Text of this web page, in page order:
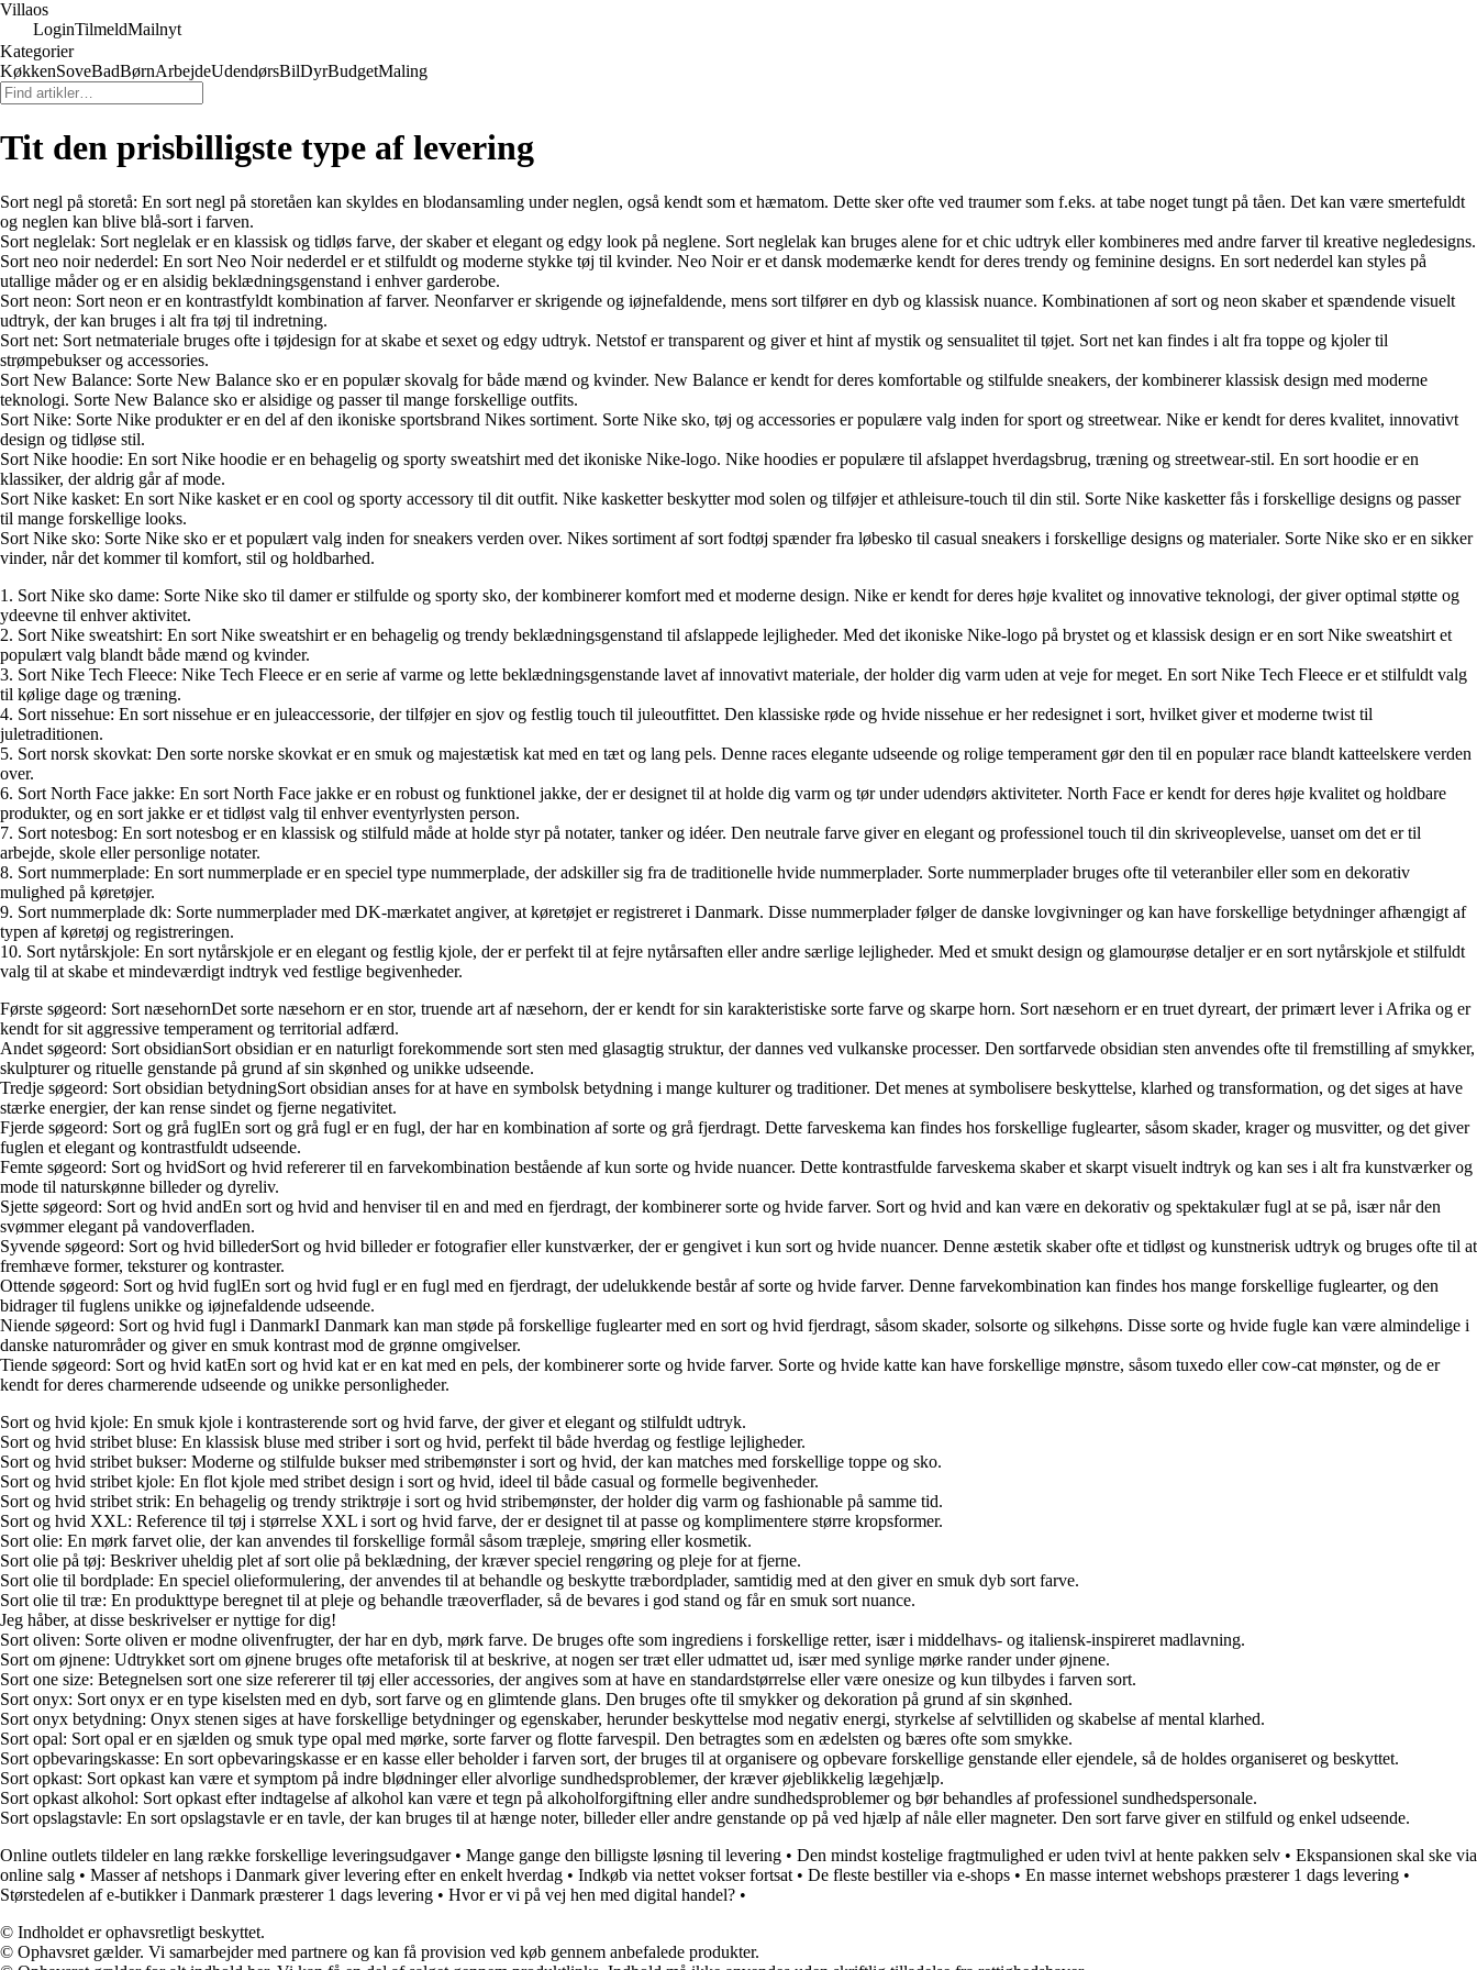
Villaos
LoginTilmeldMailnyt
Kategorier
KøkkenSoveBadBørnArbejdeUdendørsBilDyrBudgetMaling
Tit den prisbilligste type af levering
Sort negl på storetå: En sort negl på storetåen kan skyldes en blodansamling under neglen, også kendt som et hæmatom. Dette sker ofte ved traumer som f.eks. at tabe noget tungt på tåen. Det kan være smertefuldt
og neglen kan blive blå-sort i farven.
Sort neglelak: Sort neglelak er en klassisk og tidløs farve, der skaber et elegant og edgy look på neglene. Sort neglelak kan bruges alene for et chic udtryk eller kombineres med andre farver til kreative negledesigns.
Sort neo noir nederdel: En sort Neo Noir nederdel er et stilfuldt og moderne stykke tøj til kvinder. Neo Noir er et dansk modemærke kendt for deres trendy og feminine designs. En sort nederdel kan styles på
utallige måder og er en alsidig beklædningsgenstand i enhver garderobe.
Sort neon: Sort neon er en kontrastfyldt kombination af farver. Neonfarver er skrigende og iøjnefaldende, mens sort tilfører en dyb og klassisk nuance. Kombinationen af sort og neon skaber et spændende visuelt
udtryk, der kan bruges i alt fra tøj til indretning.
Sort net: Sort netmateriale bruges ofte i tøjdesign for at skabe et sexet og edgy udtryk. Netstof er transparent og giver et hint af mystik og sensualitet til tøjet. Sort net kan findes i alt fra toppe og kjoler til
strømpebukser og accessories.
Sort New Balance: Sorte New Balance sko er en populær skovalg for både mænd og kvinder. New Balance er kendt for deres komfortable og stilfulde sneakers, der kombinerer klassisk design med moderne
teknologi. Sorte New Balance sko er alsidige og passer til mange forskellige outfits.
Sort Nike: Sorte Nike produkter er en del af den ikoniske sportsbrand Nikes sortiment. Sorte Nike sko, tøj og accessories er populære valg inden for sport og streetwear. Nike er kendt for deres kvalitet, innovativt
design og tidløse stil.
Sort Nike hoodie: En sort Nike hoodie er en behagelig og sporty sweatshirt med det ikoniske Nike-logo. Nike hoodies er populære til afslappet hverdagsbrug, træning og streetwear-stil. En sort hoodie er en
klassiker, der aldrig går af mode.
Sort Nike kasket: En sort Nike kasket er en cool og sporty accessory til dit outfit. Nike kasketter beskytter mod solen og tilføjer et athleisure-touch til din stil. Sorte Nike kasketter fås i forskellige designs og passer
til mange forskellige looks.
Sort Nike sko: Sorte Nike sko er et populært valg inden for sneakers verden over. Nikes sortiment af sort fodtøj spænder fra løbesko til casual sneakers i forskellige designs og materialer. Sorte Nike sko er en sikker
vinder, når det kommer til komfort, stil og holdbarhed.
1. Sort Nike sko dame: Sorte Nike sko til damer er stilfulde og sporty sko, der kombinerer komfort med et moderne design. Nike er kendt for deres høje kvalitet og innovative teknologi, der giver optimal støtte og
ydeevne til enhver aktivitet.
2. Sort Nike sweatshirt: En sort Nike sweatshirt er en behagelig og trendy beklædningsgenstand til afslappede lejligheder. Med det ikoniske Nike-logo på brystet og et klassisk design er en sort Nike sweatshirt et
populært valg blandt både mænd og kvinder.
3. Sort Nike Tech Fleece: Nike Tech Fleece er en serie af varme og lette beklædningsgenstande lavet af innovativt materiale, der holder dig varm uden at veje for meget. En sort Nike Tech Fleece er et stilfuldt valg
til kølige dage og træning.
4. Sort nissehue: En sort nissehue er en juleaccessorie, der tilføjer en sjov og festlig touch til juleoutfittet. Den klassiske røde og hvide nissehue er her redesignet i sort, hvilket giver et moderne twist til
juletraditionen.
5. Sort norsk skovkat: Den sorte norske skovkat er en smuk og majestætisk kat med en tæt og lang pels. Denne races elegante udseende og rolige temperament gør den til en populær race blandt katteelskere verden
over.
6. Sort North Face jakke: En sort North Face jakke er en robust og funktionel jakke, der er designet til at holde dig varm og tør under udendørs aktiviteter. North Face er kendt for deres høje kvalitet og holdbare
produkter, og en sort jakke er et tidløst valg til enhver eventyrlysten person.
7. Sort notesbog: En sort notesbog er en klassisk og stilfuld måde at holde styr på notater, tanker og idéer. Den neutrale farve giver en elegant og professionel touch til din skriveoplevelse, uanset om det er til
arbejde, skole eller personlige notater.
8. Sort nummerplade: En sort nummerplade er en speciel type nummerplade, der adskiller sig fra de traditionelle hvide nummerplader. Sorte nummerplader bruges ofte til veteranbiler eller som en dekorativ
mulighed på køretøjer.
9. Sort nummerplade dk: Sorte nummerplader med DK-mærkatet angiver, at køretøjet er registreret i Danmark. Disse nummerplader følger de danske lovgivninger og kan have forskellige betydninger afhængigt af
typen af køretøj og registreringen.
10. Sort nytårskjole: En sort nytårskjole er en elegant og festlig kjole, der er perfekt til at fejre nytårsaften eller andre særlige lejligheder. Med et smukt design og glamourøse detaljer er en sort nytårskjole et stilfuldt
valg til at skabe et mindeværdigt indtryk ved festlige begivenheder.
Første søgeord: Sort næsehornDet sorte næsehorn er en stor, truende art af næsehorn, der er kendt for sin karakteristiske sorte farve og skarpe horn. Sort næsehorn er en truet dyreart, der primært lever i Afrika og er
kendt for sit aggressive temperament og territorial adfærd.
Andet søgeord: Sort obsidianSort obsidian er en naturligt forekommende sort sten med glasagtig struktur, der dannes ved vulkanske processer. Den sortfarvede obsidian sten anvendes ofte til fremstilling af smykker,
skulpturer og rituelle genstande på grund af sin skønhed og unikke udseende.
Tredje søgeord: Sort obsidian betydningSort obsidian anses for at have en symbolsk betydning i mange kulturer og traditioner. Det menes at symbolisere beskyttelse, klarhed og transformation, og det siges at have
stærke energier, der kan rense sindet og fjerne negativitet.
Fjerde søgeord: Sort og grå fuglEn sort og grå fugl er en fugl, der har en kombination af sorte og grå fjerdragt. Dette farveskema kan findes hos forskellige fuglearter, såsom skader, krager og musvitter, og det giver
fuglen et elegant og kontrastfuldt udseende.
Femte søgeord: Sort og hvidSort og hvid refererer til en farvekombination bestående af kun sorte og hvide nuancer. Dette kontrastfulde farveskema skaber et skarpt visuelt indtryk og kan ses i alt fra kunstværker og
mode til naturskønne billeder og dyreliv.
Sjette søgeord: Sort og hvid andEn sort og hvid and henviser til en and med en fjerdragt, der kombinerer sorte og hvide farver. Sort og hvid and kan være en dekorativ og spektakulær fugl at se på, især når den
svømmer elegant på vandoverfladen.
Syvende søgeord: Sort og hvid billederSort og hvid billeder er fotografier eller kunstværker, der er gengivet i kun sort og hvide nuancer. Denne æstetik skaber ofte et tidløst og kunstnerisk udtryk og bruges ofte til at
fremhæve former, teksturer og kontraster.
Ottende søgeord: Sort og hvid fuglEn sort og hvid fugl er en fugl med en fjerdragt, der udelukkende består af sorte og hvide farver. Denne farvekombination kan findes hos mange forskellige fuglearter, og den
bidrager til fuglens unikke og iøjnefaldende udseende.
Niende søgeord: Sort og hvid fugl i DanmarkI Danmark kan man støde på forskellige fuglearter med en sort og hvid fjerdragt, såsom skader, solsorte og silkehøns. Disse sorte og hvide fugle kan være almindelige i
danske naturområder og giver en smuk kontrast mod de grønne omgivelser.
Tiende søgeord: Sort og hvid katEn sort og hvid kat er en kat med en pels, der kombinerer sorte og hvide farver. Sorte og hvide katte kan have forskellige mønstre, såsom tuxedo eller cow-cat mønster, og de er
kendt for deres charmerende udseende og unikke personligheder.
Sort og hvid kjole: En smuk kjole i kontrasterende sort og hvid farve, der giver et elegant og stilfuldt udtryk.
Sort og hvid stribet bluse: En klassisk bluse med striber i sort og hvid, perfekt til både hverdag og festlige lejligheder.
Sort og hvid stribet bukser: Moderne og stilfulde bukser med stribemønster i sort og hvid, der kan matches med forskellige toppe og sko.
Sort og hvid stribet kjole: En flot kjole med stribet design i sort og hvid, ideel til både casual og formelle begivenheder.
Sort og hvid stribet strik: En behagelig og trendy striktrøje i sort og hvid stribemønster, der holder dig varm og fashionable på samme tid.
Sort og hvid XXL: Reference til tøj i størrelse XXL i sort og hvid farve, der er designet til at passe og komplimentere større kropsformer.
Sort olie: En mørk farvet olie, der kan anvendes til forskellige formål såsom træpleje, smøring eller kosmetik.
Sort olie på tøj: Beskriver uheldig plet af sort olie på beklædning, der kræver speciel rengøring og pleje for at fjerne.
Sort olie til bordplade: En speciel olieformulering, der anvendes til at behandle og beskytte træbordplader, samtidig med at den giver en smuk dyb sort farve.
Sort olie til træ: En produkttype beregnet til at pleje og behandle træoverflader, så de bevares i god stand og får en smuk sort nuance.
Jeg håber, at disse beskrivelser er nyttige for dig!
Sort oliven: Sorte oliven er modne olivenfrugter, der har en dyb, mørk farve. De bruges ofte som ingrediens i forskellige retter, især i middelhavs- og italiensk-inspireret madlavning.
Sort om øjnene: Udtrykket sort om øjnene bruges ofte metaforisk til at beskrive, at nogen ser træt eller udmattet ud, især med synlige mørke rander under øjnene.
Sort one size: Betegnelsen sort one size refererer til tøj eller accessories, der angives som at have en standardstørrelse eller være onesize og kun tilbydes i farven sort.
Sort onyx: Sort onyx er en type kiselsten med en dyb, sort farve og en glimtende glans. Den bruges ofte til smykker og dekoration på grund af sin skønhed.
Sort onyx betydning: Onyx stenen siges at have forskellige betydninger og egenskaber, herunder beskyttelse mod negativ energi, styrkelse af selvtilliden og skabelse af mental klarhed.
Sort opal: Sort opal er en sjælden og smuk type opal med mørke, sorte farver og flotte farvespil. Den betragtes som en ædelsten og bæres ofte som smykke.
Sort opbevaringskasse: En sort opbevaringskasse er en kasse eller beholder i farven sort, der bruges til at organisere og opbevare forskellige genstande eller ejendele, så de holdes organiseret og beskyttet.
Sort opkast: Sort opkast kan være et symptom på indre blødninger eller alvorlige sundhedsproblemer, der kræver øjeblikkelig lægehjælp.
Sort opkast alkohol: Sort opkast efter indtagelse af alkohol kan være et tegn på alkoholforgiftning eller andre sundhedsproblemer og bør behandles af professionel sundhedspersonale.
Sort opslagstavle: En sort opslagstavle er en tavle, der kan bruges til at hænge noter, billeder eller andre genstande op på ved hjælp af nåle eller magneter. Den sort farve giver en stilfuld og enkel udseende.
Online outlets tildeler en lang række forskellige leveringsudgaver• Mange gange den billigste løsning til levering • Den mindst kostelige fragtmulighed er uden tvivl at hente pakken selv • Ekspansionen skal ske via
online salg • Masser af netshops i Danmark giver levering efter en enkelt hverdag • Indkøb via nettet vokser fortsat • De fleste bestiller via e-shops • En masse internet webshops præsterer 1 dags levering •
Størstedelen af e-butikker i Danmark præsterer 1 dags levering • Hvor er vi på vej hen med digital handel? •
© Indholdet er ophavsretligt beskyttet.
© Ophavsret gælder. Vi samarbejder med partnere og kan få provision ved køb gennem anbefalede produkter.